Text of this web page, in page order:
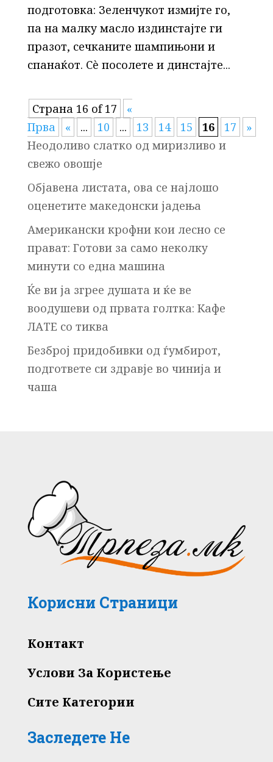
подготовка: Зеленчукот измијте го,
па на малку масло издинстајте ги
празот, сечканите шампињони и
спанаќот. Сè посолете и динстајте...
Страна 16 of 17
«
Прва
« ... 10 ... 13 14 15 16 17
»
Неодоливо слатко од миризливо и
свежо овошје
Објавена листата, ова се најлошо
оценетите македонски јадења
Американски крофни кои лесно се
прават: Готови за само неколку
минути со една машина
Ќе ви ја згрее душата и ќе ве
воодушеви од првата голтка: Кафе
ЛАТЕ со тиква
Безброј придобивки од ѓумбирот,
подгответе си здравје во чинија и
чаша
Корисни Страници
Контакт
Услови За Користење
Сите Категории
Заследете Не